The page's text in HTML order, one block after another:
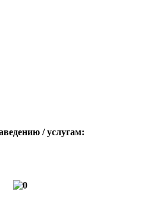
/ услугам: